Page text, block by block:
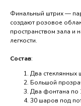
Финальный штрих —
создают розовое
пространством зала и
легкости.
Состав:
Два стеклянных
Большой
Два фонтана по
30 шаров под